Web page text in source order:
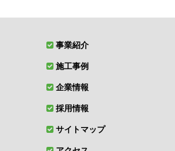
事業紹介
施工事例
企業情報
採用情報
サイトマップ